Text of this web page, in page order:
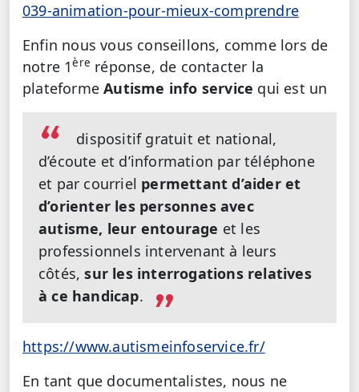
039-animation-pour-mieux-comprendre
Enfin nous vous conseillons, comme lors de
notre 1ère réponse, de contacter la
plateformeAutisme info service qui est un
dispositif gratuit et national,
d’écoute et d’information par téléphone
et par courriel permettant d’aider et
d’orienter les personnes avec
autisme, leur entourage et les
professionnels intervenant à leurs
côtés,sur les interrogations relatives
à ce handicap.
https://www.autismeinfoservice.fr/
En tant que documentalistes, nous ne